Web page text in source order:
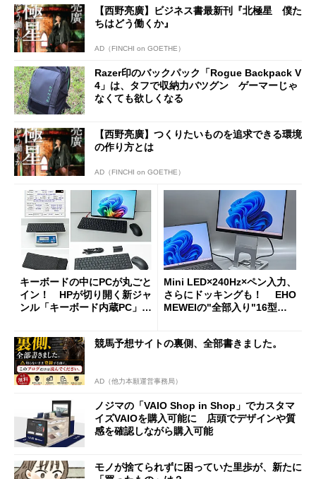
【西野亮廣】ビジネス書最新刊『北極星 僕た
ちはどう働くか』
AD（FINCHI on GOETHE）
Razer印のバックパック「Rogue Backpack V
4」は、タフで収納力バツグン ゲーマーじゃ
なくても欲しくなる
【西野亮廣】つくりたいものを追求できる環境
の作り方とは
AD（FINCHI on GOETHE）
キーボードの中にPCが丸ごと
イン！ HPが切り開く新ジャ
ンル「キーボード内蔵PC」の
Mini LED×240Hz×ペン入力、
さらにドッキングも！ EHO
MEWEIの"全部入り"16型モ
競馬予想サイトの裏側、全部書きました。
AD（他力本願運営事務局）
ノジマの「VAIO Shop in Shop」でカスタマ
イズVAIOを購入可能に 店頭でデザインや質
感を確認しながら購入可能
モノが捨てられずに困っていた里歩が、新たに